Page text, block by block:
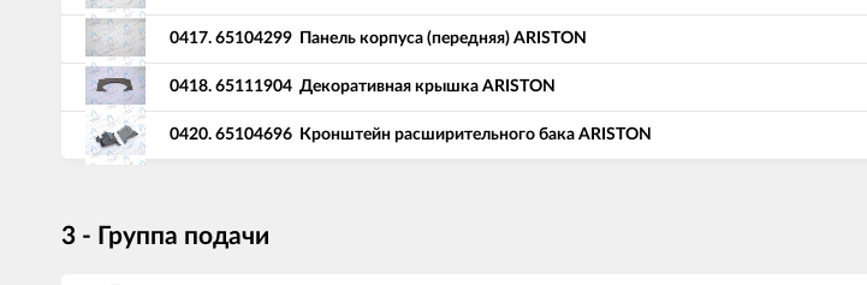
0417. 65104299 Панель корпуса (передняя) ARISTON
0418. 65111904 Декоративная крышка ARISTON
0420. 65104696 Кронштейн расширительного бака ARISTON
3 - Группа подачи